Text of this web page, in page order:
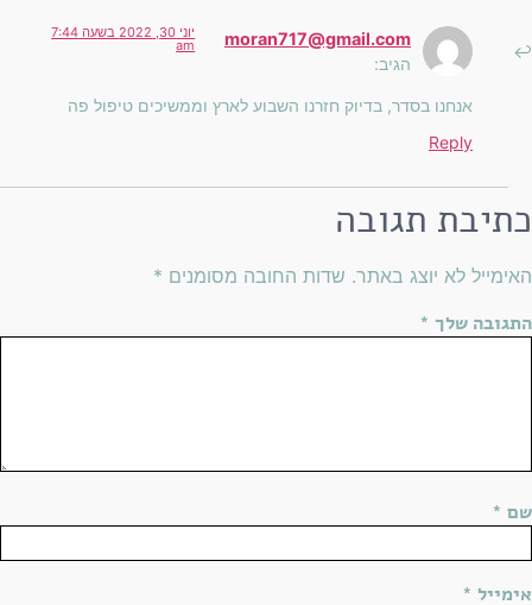
moran717@gmail.com
הגיב:
יוני 30, 2022 בשעה 7:44
am
אנחנו בסדר, בדיוק חזרנו השבוע לארץ וממשיכים טיפול פה
Reply
כתיבת תגובה
האימייל לא יוצג באתר. שדות החובה מסומנים *
התגובה שלך *
שם *
אימייל *